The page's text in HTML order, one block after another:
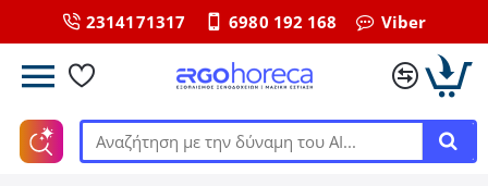
2314171317 6980 192 168 Viber
Αναζήτηση